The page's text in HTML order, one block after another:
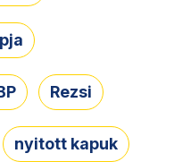
Rezsi
nyitott kapuk